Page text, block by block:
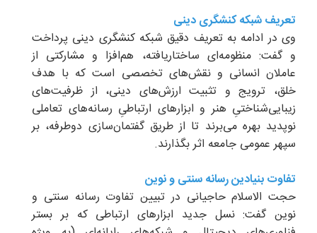
تعریف شبکه کنشگری دینی
وی در ادامه به تعریف دقیق شبکه کنشگری دینی پرداخت
و گفت: منظومه‌ای ساختاریافته، هم‌افزا و مشارکتی از
عاملان انسانی و نقش‌های تخصصی است که با هدف
خلق، ترویج و تثبیت ارزش‌های دینی، از ظرفیت‌های
زیبایی‌شناختیِ هنر و ابزارهای ارتباطیِ رسانه‌های تعاملی
نوپدید بهره می‌برند تا از طریق گفتمان‌سازی دوطرفه، بر
سپهر عمومی جامعه اثر بگذارند.
تفاوت بنیادین رسانه سنتی و نوین
حجت الاسلام حاجیانی در تبیین تفاوت رسانه سنتی و
نوین گفت: نسل جدید ابزارهای ارتباطی که بر بستر